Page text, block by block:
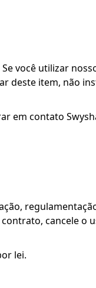
você utilizar nosso
deste item, não
em contato
cancele o
lei.